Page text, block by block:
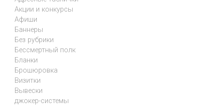
Акции и конкурсы
Афиши
Баннеры
Без рубрики
Бессмертный полк
Бланки
Брошюровка
Визитки
Вывески
джокер-системы